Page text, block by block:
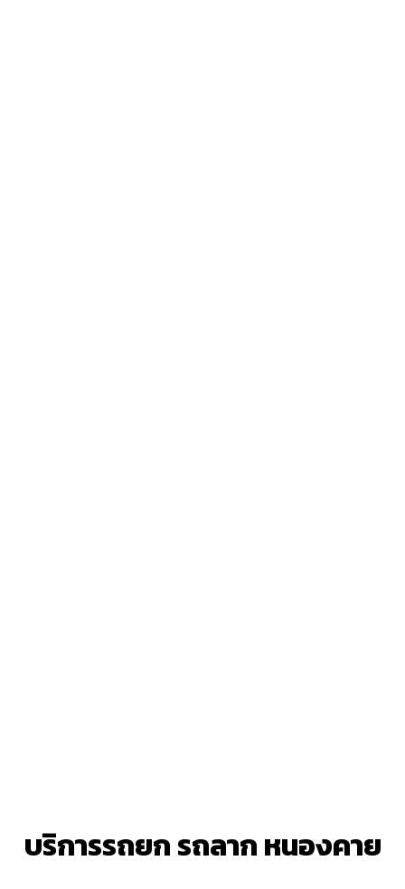
บริการรถยก รถลาก หนองคาย